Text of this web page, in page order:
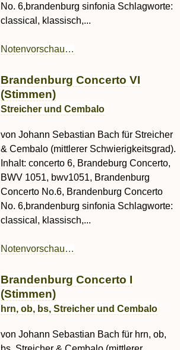
No. 6,brandenburg sinfonia Schlagworte:
classical, klassisch,...
Notenvorschau…
Brandenburg Concerto VI
(Stimmen)
Streicher und Cembalo
von Johann Sebastian Bach für Streicher
& Cembalo (mittlerer Schwierigkeitsgrad).
Inhalt: concerto 6, Brandeburg Concerto,
BWV 1051, bwv1051, Brandenburg
Concerto No.6, Brandenburg Concerto
No. 6,brandenburg sinfonia Schlagworte:
classical, klassisch,...
Notenvorschau…
Brandenburg Concerto I
(Stimmen)
hrn, ob, bs, Streicher und Cembalo
von Johann Sebastian Bach für hrn, ob,